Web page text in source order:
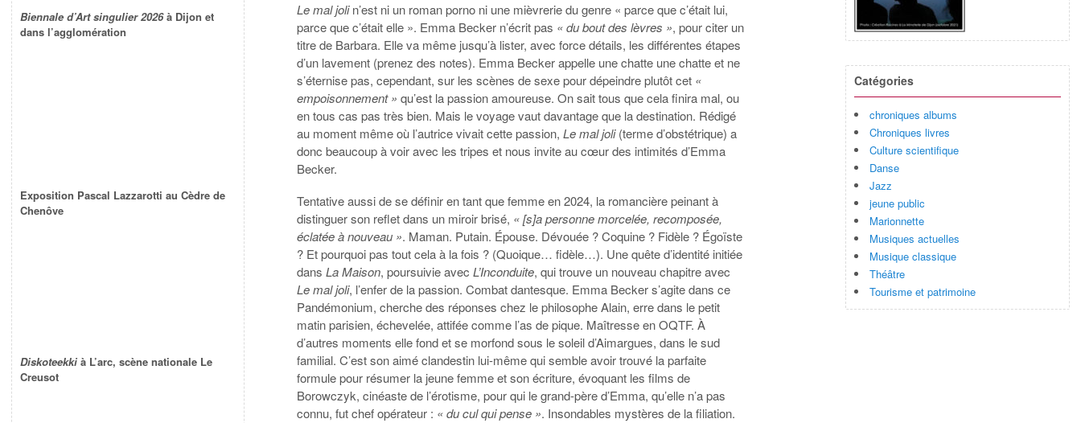
Le mal jolin’est ni un roman porno ni une mièvrerie du genre « parce que c’était lui,
parce que c’était elle ». Emma Becker n’écrit pas « du bout des lèvres », pour citer un
titre de Barbara. Elle va même jusqu’à lister, avec force détails, les différentes étapes
d’un lavement (prenez des notes). Emma Becker appelle une chatte une chatte et ne
s’éternise pas, cependant, sur les scènes de sexe pour dépeindre plutôt cet «
empoisonnement » qu’est la passion amoureuse. On sait tous que cela finira mal, ou
en tous cas pas très bien. Mais le voyage vaut davantage que la destination. Rédigé
au moment même où l’autrice vivait cette passion,Le mal joli(terme d’obstétrique) a
donc beaucoup à voir avec les tripes et nous invite au cœur des intimités d’Emma
Becker.
Tentative aussi de se définir en tant que femme en 2024, la romancière peinant à
distinguer son reflet dans un miroir brisé, « [s]a personne morcelée, recomposée,
éclatée à nouveau ». Maman. Putain. Épouse. Dévouée ? Coquine ? Fidèle ? Égoïste
? Et pourquoi pas tout cela à la fois ? (Quoique… fidèle…). Une quête d’identité initiée
dansLa Maison, poursuivie avecL’Inconduite, qui trouve un nouveau chapitre avec
Le mal joli, l’enfer de la passion. Combat dantesque. Emma Becker s’agite dans ce
Pandémonium, cherche des réponses chez le philosophe Alain, erre dans le petit
matin parisien, échevelée, attifée comme l’as de pique. Maîtresse en OQTF. À
d’autres moments elle fond et se morfond sous le soleil d’Aimargues, dans le sud
familial. C’est son aimé clandestin lui-même qui semble avoir trouvé la parfaite
formule pour résumer la jeune femme et son écriture, évoquant les films de
Borowczyk, cinéaste de l’érotisme, pour qui le grand-père d’Emma, qu’elle n’a pas
connu, fut chef opérateur : « du cul qui pense ». Insondables mystères de la filiation.
Catégories
chroniques albums
Chroniques livres
Culture scientifique
Danse
Jazz
jeune public
Marionnette
Musiques actuelles
Musique classique
Théâtre
Tourisme et patrimoine
Biennale d’Art singulier 2026à Dijon et
dans l’agglomération
Exposition Pascal Lazzarotti au Cèdre de
Chenôve
Diskoteekki à L’arc, scène nationale Le
Creusot